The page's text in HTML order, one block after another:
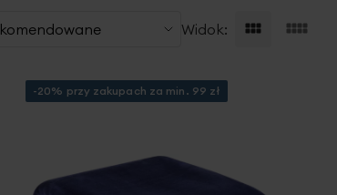
Widok:
-20% przy zakupach za min. 99 zł